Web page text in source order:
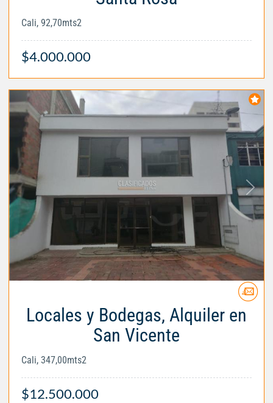
Cali, 92,70mts2
$4.000.000
Locales y Bodegas, Alquiler en
San Vicente
Cali, 347,00mts2
$12.500.000